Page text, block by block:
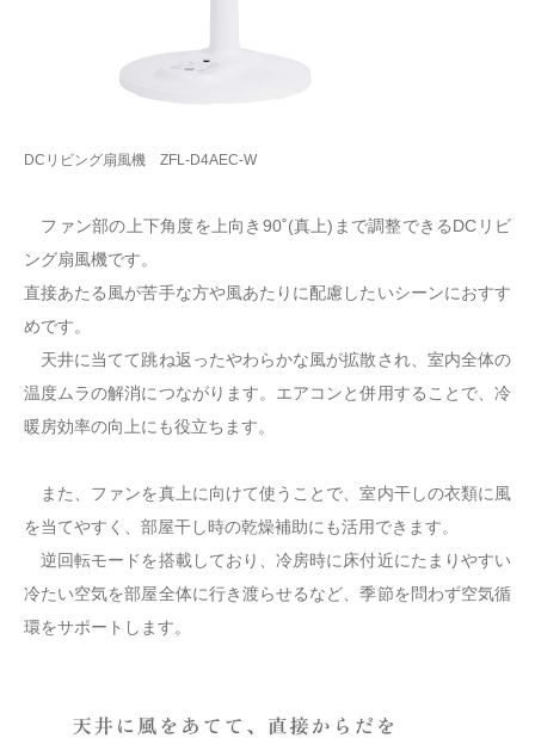
DCリビング扇風機 ZFL-D4AEC-W
ファン部の上下角度を上向き90˚(真上)まで調整できるDCリビ
ング扇風機です。
直接あたる風が苦手な方や風あたりに配慮したいシーンにおすす
めです。
天井に当てて跳ね返ったやわらかな風が拡散され、室内全体の
温度ムラの解消につながります。エアコンと併用することで、冷
暖房効率の向上にも役立ちます。
また、ファンを真上に向けて使うことで、室内干しの衣類に風
を当てやすく、部屋干し時の乾燥補助にも活用できます。
逆回転モードを搭載しており、冷房時に床付近にたまりやすい
冷たい空気を部屋全体に行き渡らせるなど、季節を問わず空気循
環をサポートします。